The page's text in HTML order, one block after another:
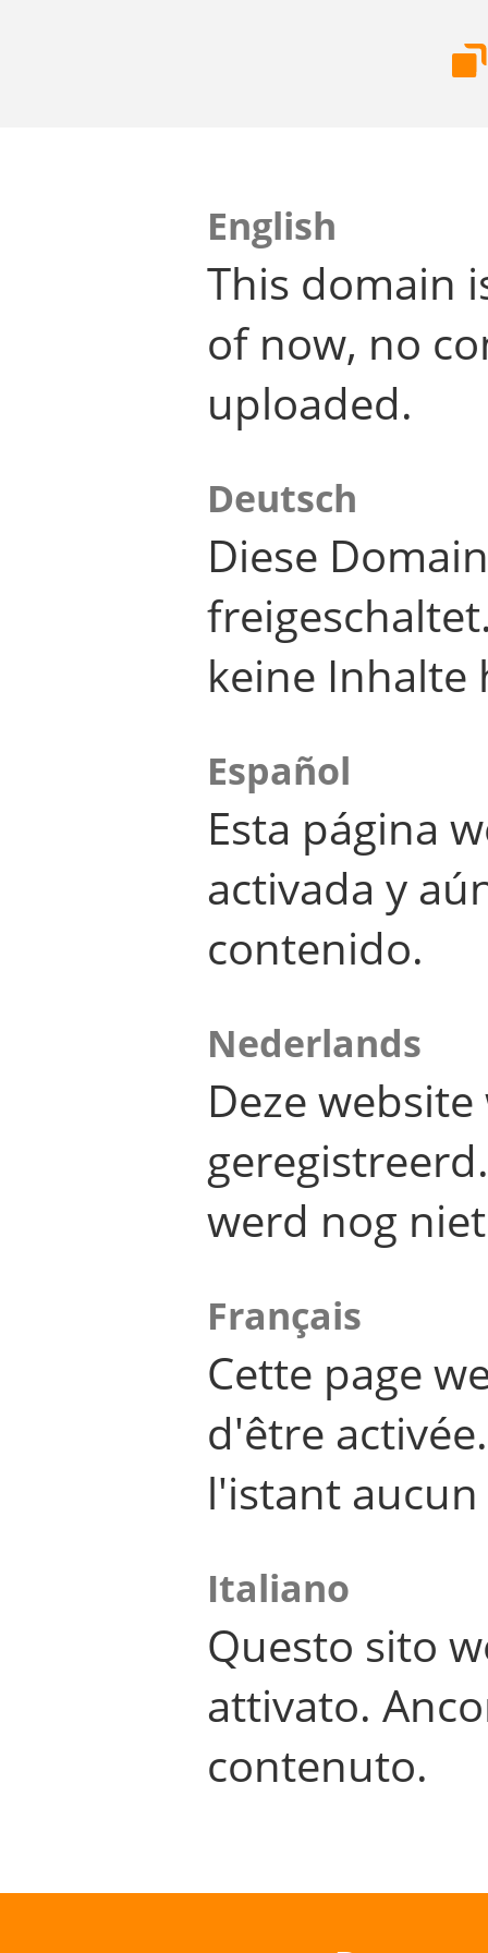
English
This domain
of now, no
uploaded.
Deutsch
Diese
keine Inhalte
Español
Esta página
activada y
contenido.
Nederlands
Deze
werd nog
Français
Cette page
d'être
l'istant
Italiano
Questo sito
attivato.
contenuto.